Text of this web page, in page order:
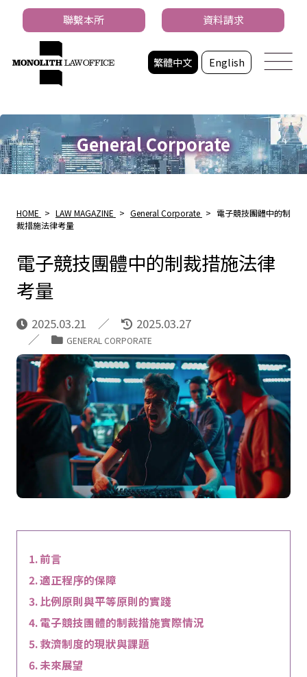
繁體中文 English
聯繫本所 資料請求
General Corporate
HOME > LAW MAGAZINE > General Corporate > 電子競技團體中的制
裁措施法律考量
電子競技團體中的制裁措施法律
考量
2025.03.21 2025.03.27
GENERAL CORPORATE
前言
適正程序的保障
比例原則與平等原則的實踐
電子競技團體的制裁措施實際情況
救濟制度的現狀與課題
未來展望